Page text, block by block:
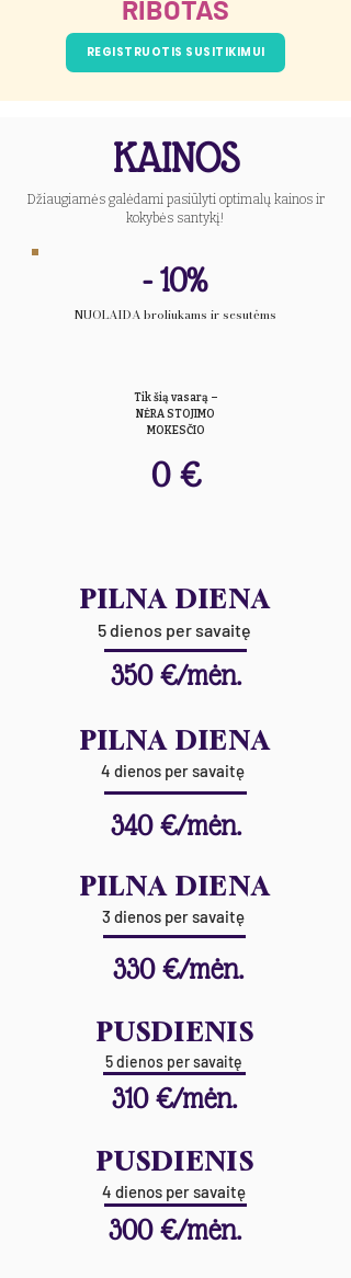
RIBOTAS
REGISTRUOTIS SUSITIKIMUI
KAINOS
Džiaugiamės galėdami pasiūlyti optimalų kainos ir
kokybės santykį!
- 10%
NUOLAIDA broliukams ir sesutėms
Tik šią vasarą –
NĖRA STOJIMO
MOKESČIO
0 €
PILNA DIENA
5 dienos per savaitę
350 €/mėn.
PILNA DIENA
4 dienos per savaitę
340 €/mėn.
PILNA DIENA
3 dienos per savaitę
330 €/mėn.
PUSDIENIS
5 dienos per savaitę
310 €/mėn.
PUSDIENIS
4 dienos per savaitę
300 €/mėn.